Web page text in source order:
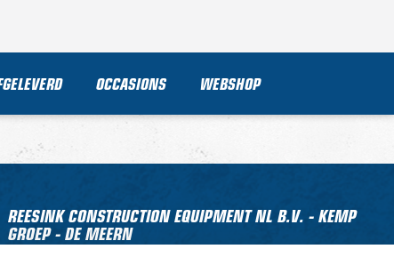
OCCASIONS WEBSHOP
REESINK CONSTRUCTION EQUIPMENT NL B.V. - KEMP
GROEP - DE MEERN